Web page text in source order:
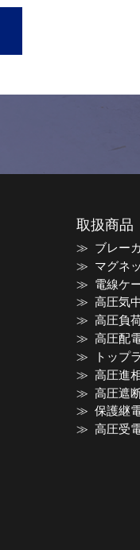
取扱商品
ブレー
マグネ
電線ケ
高圧気
高圧負
高圧配
トップ
高圧進
高圧遮
保護継
高圧受